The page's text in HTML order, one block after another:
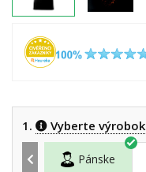
1. Vyberte výrobok
Pánske